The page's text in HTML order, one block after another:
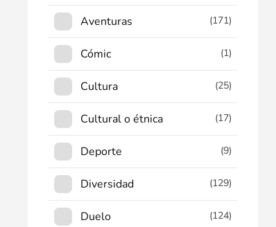
Aventuras (171)
Cómic (1)
Cultura (25)
Cultural o étnica (17)
Deporte (9)
Diversidad (129)
Duelo (124)